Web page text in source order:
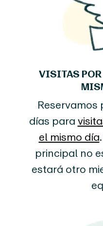
VISITAS POR
Reservamos
días para
el mismo día
principal no
estará otro